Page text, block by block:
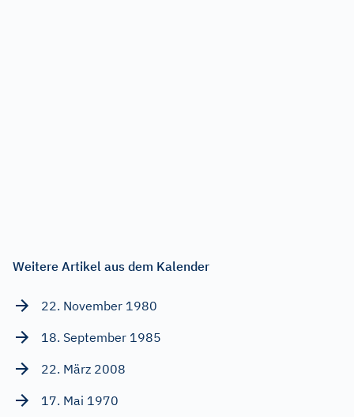
Weitere Artikel aus dem Kalender
22. November 1980
18. September 1985
22. März 2008
17. Mai 1970